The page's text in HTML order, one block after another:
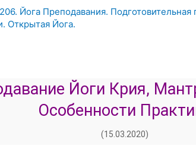
Йога Преподавания. Подготовительная
Открытая Йога.
Йоги Крия,
Особенности
(15.03.2020)